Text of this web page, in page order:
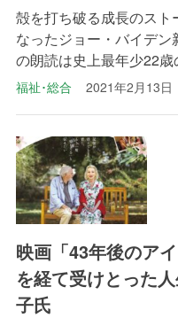
殻を打ち破る成長のスト
なったジョー・バイデ
の朗読は史上最年少22
福祉･総合 2021年2月13日
映画「43年後のア
を経て受けとった
子氏